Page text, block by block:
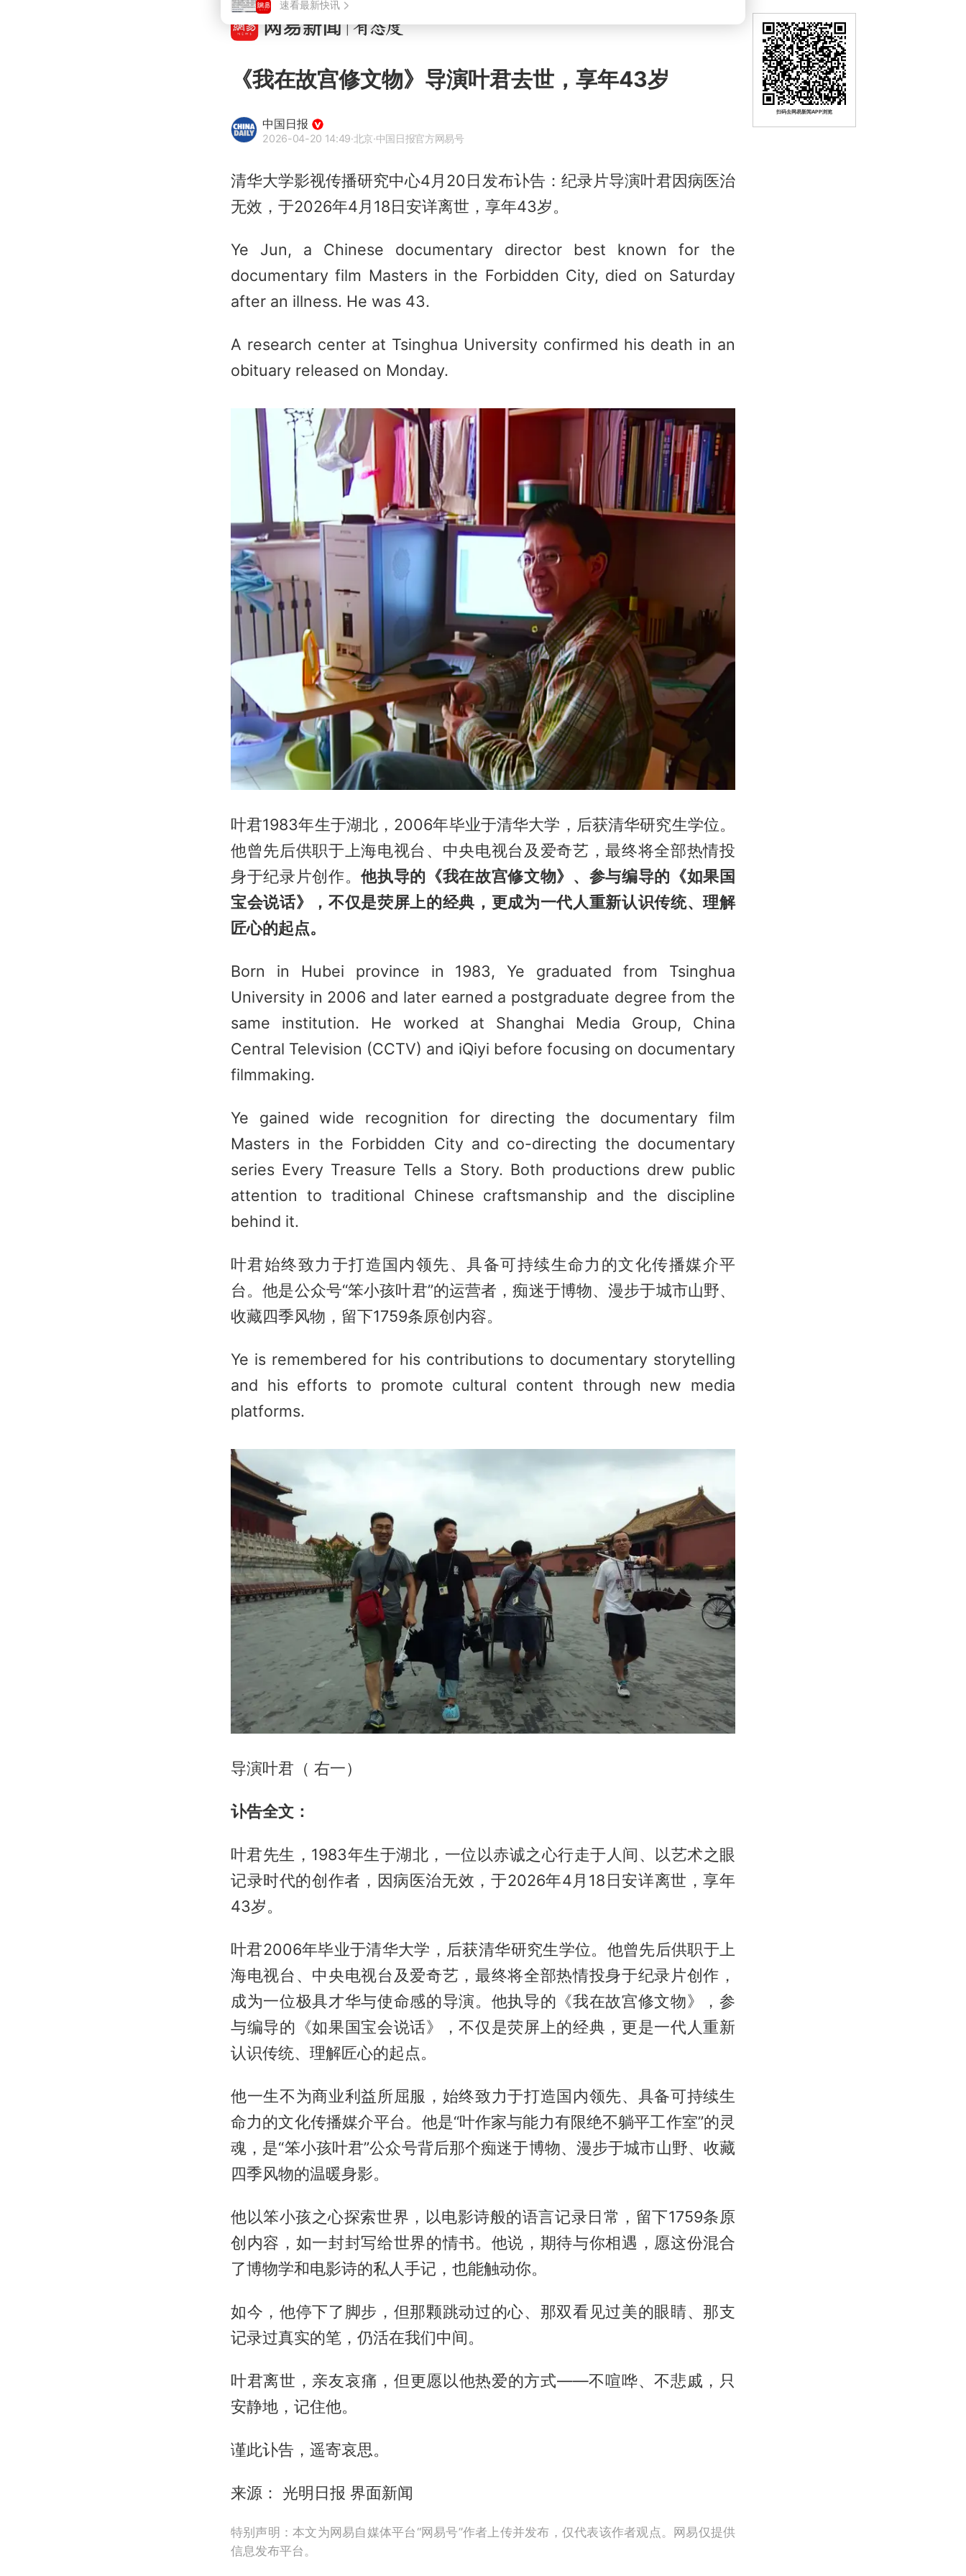
《我在故宫修文物》导演叶君去世，享年43岁
中国日报
2026-04-20 14:49·北京·中国日报官方网易号
清华大学影视传播研究中心4月20日发布讣告：纪录片导演叶君因病医治
无效，于2026年4月18日安详离世，享年43岁。
Ye Jun, a Chinese documentary director best known for the
documentary film Masters in the Forbidden City, died on Saturday
after an illness. He was 43.
A research center at Tsinghua University confirmed his death in an
obituary released on Monday.
叶君1983年生于湖北，2006年毕业于清华大学，后获清华研究生学位。
他曾先后供职于上海电视台、中央电视台及爱奇艺，最终将全部热情投
身于纪录片创作。他执导的《我在故宫修文物》、参与编导的《如果国
宝会说话》，不仅是荧屏上的经典，更成为一代人重新认识传统、理解
匠心的起点。
Born in Hubei province in 1983, Ye graduated from Tsinghua
University in 2006 and later earned a postgraduate degree from the
same institution. He worked at Shanghai Media Group, China
Central Television (CCTV) and iQiyi before focusing on documentary
filmmaking.
Ye gained wide recognition for directing the documentary film
Masters in the Forbidden City and co-directing the documentary
series Every Treasure Tells a Story. Both productions drew public
attention to traditional Chinese craftsmanship and the discipline
behind it.
叶君始终致力于打造国内领先、具备可持续生命力的文化传播媒介平
台。他是公众号“笨小孩叶君”的运营者，痴迷于博物、漫步于城市山野、
收藏四季风物，留下1759条原创内容。
Ye is remembered for his contributions to documentary storytelling
and his efforts to promote cultural content through new media
platforms.
导演叶君（ 右一）
讣告全文：
叶君先生，1983年生于湖北，一位以赤诚之心行走于人间、以艺术之眼
记录时代的创作者，因病医治无效，于2026年4月18日安详离世，享年
43岁。
叶君2006年毕业于清华大学，后获清华研究生学位。他曾先后供职于上
海电视台、中央电视台及爱奇艺，最终将全部热情投身于纪录片创作，
成为一位极具才华与使命感的导演。他执导的《我在故宫修文物》，参
与编导的《如果国宝会说话》，不仅是荧屏上的经典，更是一代人重新
认识传统、理解匠心的起点。
他一生不为商业利益所屈服，始终致力于打造国内领先、具备可持续生
命力的文化传播媒介平台。他是“叶作家与能力有限绝不躺平工作室”的灵
魂，是“笨小孩叶君”公众号背后那个痴迷于博物、漫步于城市山野、收藏
四季风物的温暖身影。
他以笨小孩之心探索世界，以电影诗般的语言记录日常，留下1759条原
创内容，如一封封写给世界的情书。他说，期待与你相遇，愿这份混合
了博物学和电影诗的私人手记，也能触动你。
如今，他停下了脚步，但那颗跳动过的心、那双看见过美的眼睛、那支
记录过真实的笔，仍活在我们中间。
叶君离世，亲友哀痛，但更愿以他热爱的方式——不喧哗、不悲戚，只
安静地，记住他。
谨此讣告，遥寄哀思。
来源： 光明日报 界面新闻
特别声明：本文为网易自媒体平台“网易号”作者上传并发布，仅代表该作者观点。网易仅提供
信息发布平台。
扫码去网易新闻APP浏览